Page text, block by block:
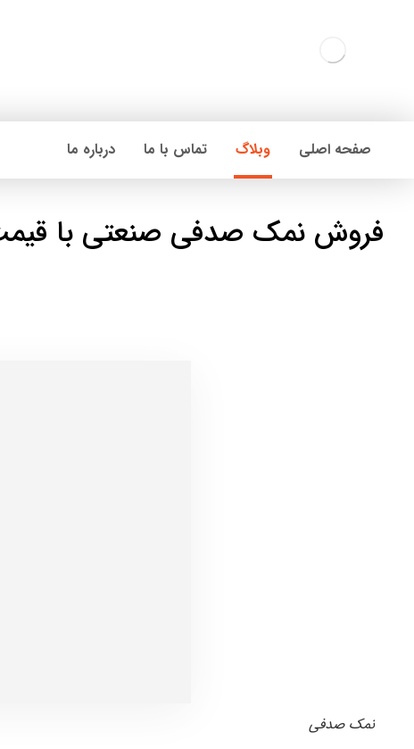
صفحه اصلی وبلاگ تماس با ما درباره ما
فروش نمک صدفی صنعتی با
نمک صدفی